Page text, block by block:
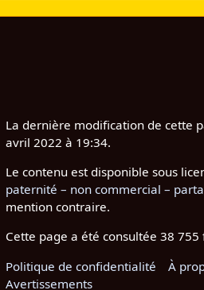
La dernière modification de cette
avril 2022 à 19:34.
Le contenu est disponible sous
paternité – non commercial –
mention contraire.
Cette page a été consultée 38 755
Politique de confidentialité
À
Avertissements